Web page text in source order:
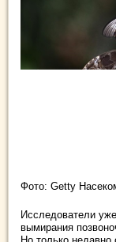
Фото: Getty
Исследователи
вымирания